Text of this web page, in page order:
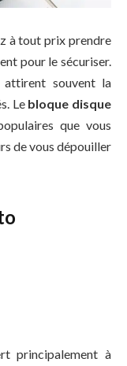
à tout prix prendre
pour le sécuriser.
attirent souvent la
Le bloque disque
que vous
de vous dépouiller
principalement à